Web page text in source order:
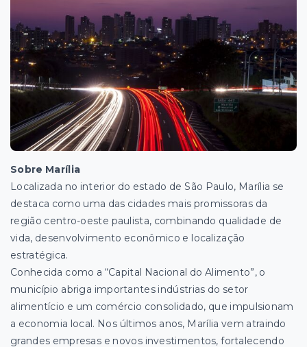
Sobre Marília
Localizada no interior do estado de São Paulo, Marília se
destaca como uma das cidades mais promissoras da
região centro-oeste paulista, combinando qualidade de
vida, desenvolvimento econômico e localização
estratégica.
Conhecida como a “Capital Nacional do Alimento”, o
município abriga importantes indústrias do setor
alimentício e um comércio consolidado, que impulsionam
a economia local. Nos últimos anos, Marília vem atraindo
grandes empresas e novos investimentos, fortalecendo